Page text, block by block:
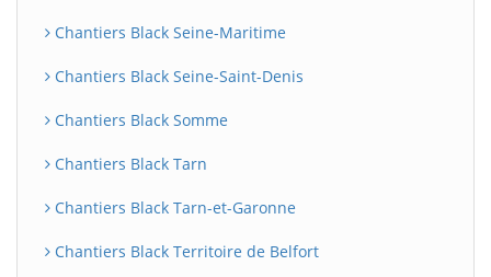
Chantiers Black Seine-Maritime
Chantiers Black Seine-Saint-Denis
Chantiers Black Somme
Chantiers Black Tarn
Chantiers Black Tarn-et-Garonne
Chantiers Black Territoire de Belfort